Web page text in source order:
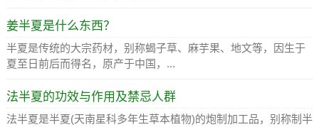
姜半夏是什么东西？
半夏是传统的大宗药材，别称蝎子草、麻芋果、地文等，因生于
夏至日前后而得名，原产于中国，...
法半夏的功效与作用及禁忌人群
法半夏是半夏(天南星科多年生草本植物)的炮制加工品，别称制半